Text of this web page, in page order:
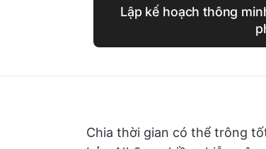
Lập kế hoạch thông
Chia thời gian có thể trông